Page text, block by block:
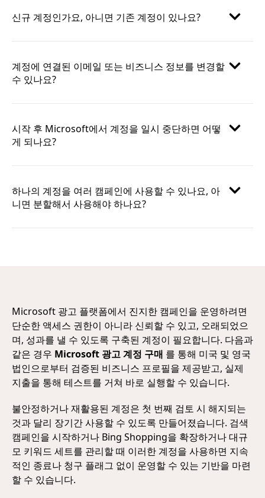
신규 계정인가요, 아니면 기존 계정이 있나요?
계정에 연결된 이메일 또는 비즈니스 정보를 변경할
수 있나요?
시작 후 Microsoft에서 계정을 일시 중단하면 어떻
게 되나요?
하나의 계정을 여러 캠페인에 사용할 수 있나요, 아
니면 분할해서 사용해야 하나요?
Microsoft 광고 플랫폼에서 진지한 캠페인을 운영하려면
단순한 액세스 권한이 아니라 신뢰할 수 있고, 오래되었으
며, 성과를 낼 수 있도록 구축된 계정이 필요합니다. 다음과
같은 경우 Microsoft 광고 계정 구매 를 통해 미국 및 영국
법인으로부터 검증된 비즈니스 프로필을 제공받고, 실제
지출을 통해 테스트를 거쳐 바로 실행할 수 있습니다.
불안정하거나 재활용된 계정은 첫 번째 검토 시 해지되는
것과 달리 장기간 사용할 수 있도록 만들어졌습니다. 검색
캠페인을 시작하거나 Bing Shopping을 확장하거나 대규
모 키워드 세트를 관리할 때 이러한 계정을 사용하면 지속
적인 종료나 청구 플래그 없이 운영할 수 있는 기반을 마련
할 수 있습니다.